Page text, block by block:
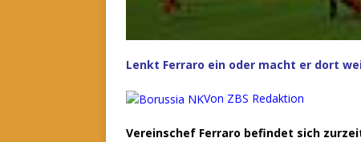
Lenkt Ferraro ein oder macht er dort
Von ZBS Redaktion
Vereinschef Ferraro befindet sich